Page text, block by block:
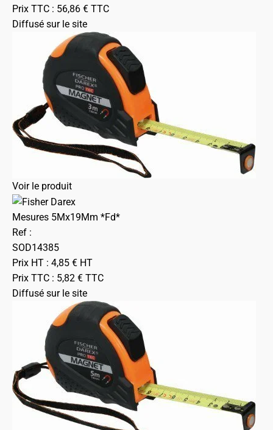
Prix TTC : 56,86 € TTC
Diffusé sur le site
Voir le produit
Mesures 5Mx19Mm *Fd*
Ref :
SOD14385
Prix HT : 4,85 € HT
Prix TTC : 5,82 € TTC
Diffusé sur le site